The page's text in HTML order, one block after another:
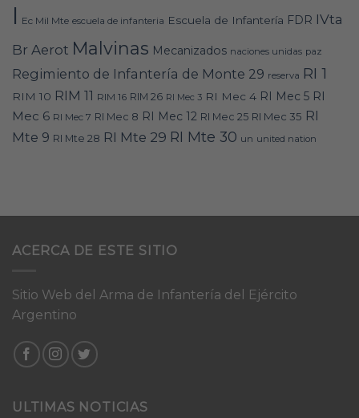
I Ec Mil Mte escuela de infanteria Escuela de Infantería FDR IVta
Br Aerot Malvinas Mecanizados naciones unidas paz
Regimiento de Infantería de Monte 29 reserva RI 1
RIM 10 RIM 11 RIM 16 RIM 26 RI Mec 3 RI Mec 4 RI Mec 5 RI
Mec 6 RI Mec 7 RI Mec 8 RI Mec 12 RI Mec 25 RI Mec 35 RI
Mte 9 RI Mte 28 RI Mte 29 RI Mte 30 un united nation
ACERCA DE ESTE SITIO
Sitio Web del Arma de Infantería del Ejército
Argentino
ULTIMAS NOTICIAS